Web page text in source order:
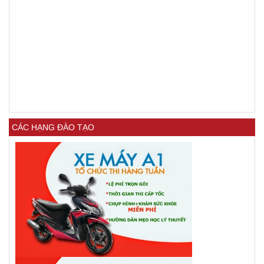
CÁC HẠNG ĐÀO TẠO